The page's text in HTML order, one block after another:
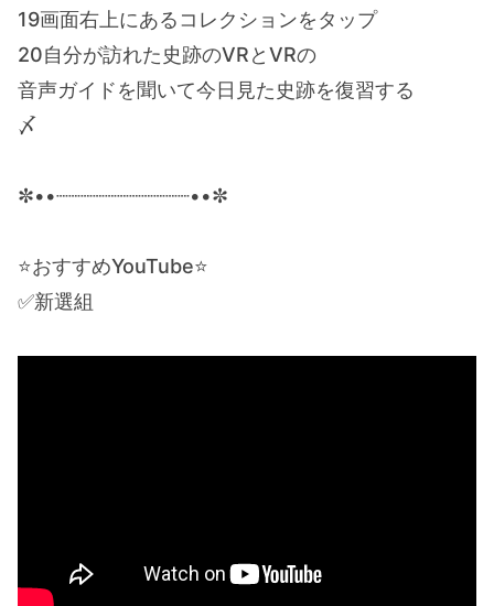
19画面右上にあるコレクションをタップ
20自分が訪れた史跡のVRとVRの
音声ガイドを聞いて今日見た史跡を復習する
〆
✼••┈┈┈┈┈┈┈┈┈┈┈••✼
⭐️おすすめYouTube⭐️
✅新選組